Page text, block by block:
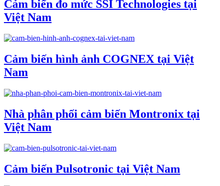
Cảm biến đo mức SSI Technologies tại
Việt Nam
Cảm biến hình ảnh COGNEX tại Việt
Nam
Nhà phân phối cảm biến Montronix tại
Việt Nam
Cảm biến Pulsotronic tại Việt Nam